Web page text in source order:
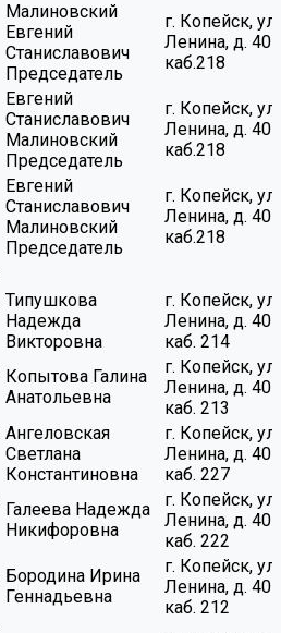
Малиновский
Евгений
Станиславович
Председатель
г. Копейск, ул.
Ленина, д. 40
каб.218
Евгений
Станиславович
Малиновский
Председатель
г. Копейск, ул.
Ленина, д. 40
каб.218
Евгений
Станиславович
Малиновский
Председатель
г. Копейск, ул.
Ленина, д. 40
каб.218
Типушкова
Надежда
Викторовна
г. Копейск, ул.
Ленина, д. 40
каб. 214
Копытова Галина
Анатольевна
г. Копейск, ул.
Ленина, д. 40
каб. 213
Ангеловская
Светлана
Константиновна
г. Копейск, ул.
Ленина, д. 40
каб. 227
Галеева Надежда
Никифоровна
г. Копейск, ул.
Ленина, д. 40
каб. 222
Бородина Ирина
Геннадьевна
г. Копейск, ул.
Ленина, д. 40
каб. 212